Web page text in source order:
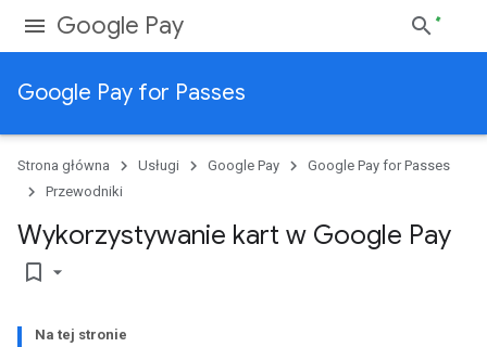
Google Pay
Google Pay for Passes
Strona główna Usługi Google Pay
Google Pay for Passes
Przewodniki
Wykorzystywanie kart w Google Pay
bookmark_border
Na tej stronie